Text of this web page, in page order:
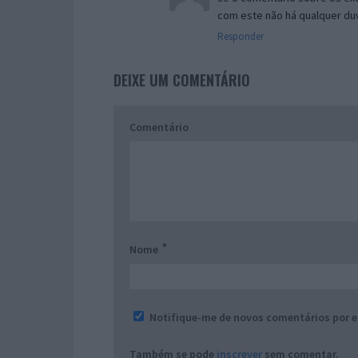
com este não há qualquer
Responder
DEIXE UM COMENTÁRIO
Comentário
Nome *
Notifique-me de novos comentários por
Também se pode inscrever sem comentar.